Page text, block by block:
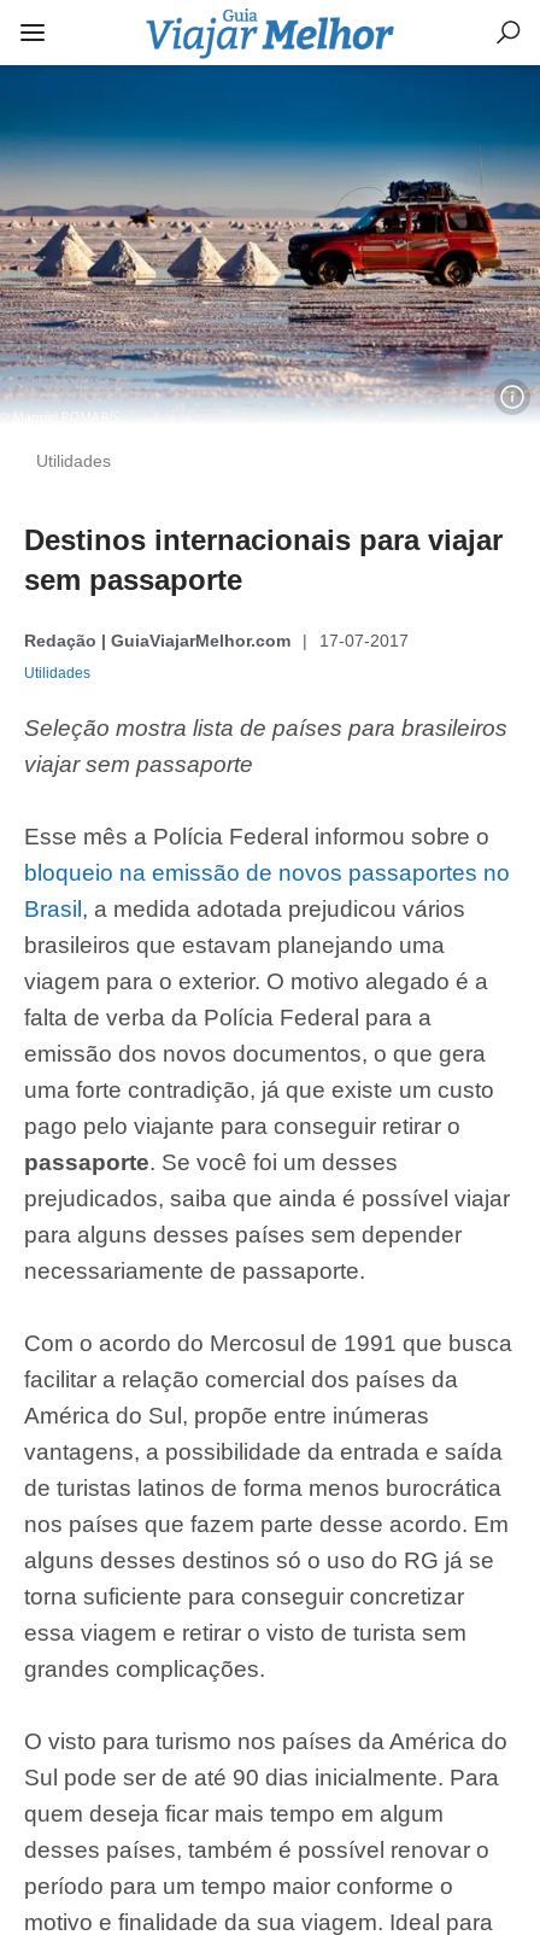
Utilidades
Destinos internacionais para viajar
sem passaporte
Redação | GuiaViajarMelhor.com 17-07-2017
Utilidades
Seleção mostra lista de países para brasileiros
viajar sem passaporte
Esse mês a Polícia Federal informou sobre o
bloqueio na emissão de novos passaportes no
Brasil , a medida adotada prejudicou vários
brasileiros que estavam planejando uma
viagem para o exterior. O motivo alegado é a
falta de verba da Polícia Federal para a
emissão dos novos documentos, o que gera
uma forte contradição, já que existe um custo
pago pelo viajante para conseguir retirar o
passaporte. Se você foi um desses
prejudicados, saiba que ainda é possível viajar
para alguns desses países sem depender
necessariamente de passaporte.
Com o acordo do Mercosul de 1991 que busca
facilitar a relação comercial dos países da
América do Sul, propõe entre inúmeras
vantagens, a possibilidade da entrada e saída
de turistas latinos de forma menos burocrática
nos países que fazem parte desse acordo. Em
alguns desses destinos só o uso do RG já se
torna suficiente para conseguir concretizar
essa viagem e retirar o visto de turista sem
grandes complicações.
O visto para turismo nos países da América do
Sul pode ser de até 90 dias inicialmente. Para
quem deseja ficar mais tempo em algum
desses países, também é possível renovar o
período para um tempo maior conforme o
motivo e finalidade da sua viagem. Ideal para